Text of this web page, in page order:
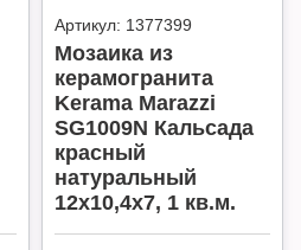
Артикул: 1377399
Мозаика из
керамогранита
Kerama Marazzi
SG1009N Кальсада
красный
натуральный
12x10,4x7, 1 кв.м.